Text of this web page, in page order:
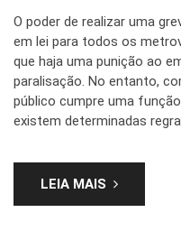
O poder de realizar uma
em lei para todos os
que haja uma punição ao
paralisação. No entanto,
público cumpre uma
existem determinadas
LEIA MAIS